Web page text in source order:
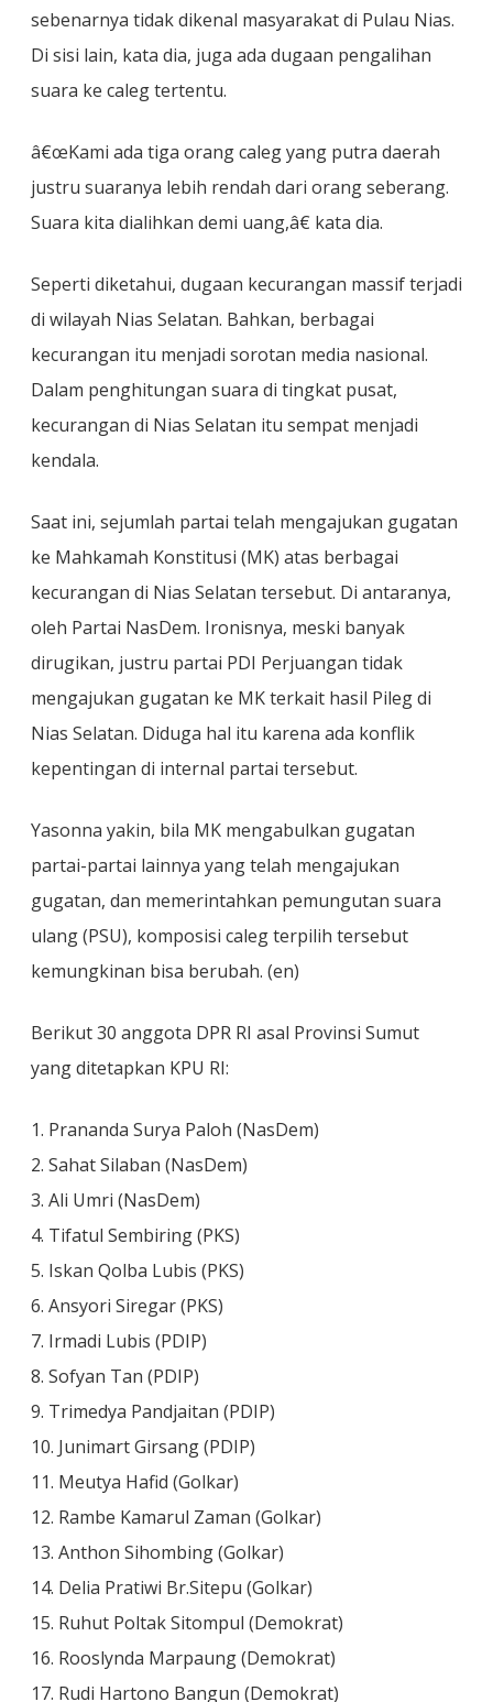
sebenarnya tidak dikenal masyarakat di Pulau Nias.
Di sisi lain, kata dia, juga ada dugaan pengalihan
suara ke caleg tertentu.
â€œKami ada tiga orang caleg yang putra daerah
justru suaranya lebih rendah dari orang seberang.
Suara kita dialihkan demi uang,â€ kata dia.
Seperti diketahui, dugaan kecurangan massif terjadi
di wilayah Nias Selatan. Bahkan, berbagai
kecurangan itu menjadi sorotan media nasional.
Dalam penghitungan suara di tingkat pusat,
kecurangan di Nias Selatan itu sempat menjadi
kendala.
Saat ini, sejumlah partai telah mengajukan gugatan
ke Mahkamah Konstitusi (MK) atas berbagai
kecurangan di Nias Selatan tersebut. Di antaranya,
oleh Partai NasDem. Ironisnya, meski banyak
dirugikan, justru partai PDI Perjuangan tidak
mengajukan gugatan ke MK terkait hasil Pileg di
Nias Selatan. Diduga hal itu karena ada konflik
kepentingan di internal partai tersebut.
Yasonna yakin, bila MK mengabulkan gugatan
partai-partai lainnya yang telah mengajukan
gugatan, dan memerintahkan pemungutan suara
ulang (PSU), komposisi caleg terpilih tersebut
kemungkinan bisa berubah. (en)
Berikut 30 anggota DPR RI asal Provinsi Sumut
yang ditetapkan KPU RI:
1. Prananda Surya Paloh (NasDem)
2. Sahat Silaban (NasDem)
3. Ali Umri (NasDem)
4. Tifatul Sembiring (PKS)
5. Iskan Qolba Lubis (PKS)
6. Ansyori Siregar (PKS)
7. Irmadi Lubis (PDIP)
8. Sofyan Tan (PDIP)
9. Trimedya Pandjaitan (PDIP)
10. Junimart Girsang (PDIP)
11. Meutya Hafid (Golkar)
12. Rambe Kamarul Zaman (Golkar)
13. Anthon Sihombing (Golkar)
14. Delia Pratiwi Br.Sitepu (Golkar)
15. Ruhut Poltak Sitompul (Demokrat)
16. Rooslynda Marpaung (Demokrat)
17. Rudi Hartono Bangun (Demokrat)